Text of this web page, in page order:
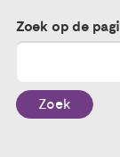
Agenda
Publicaties
Zoek op de
Zoek